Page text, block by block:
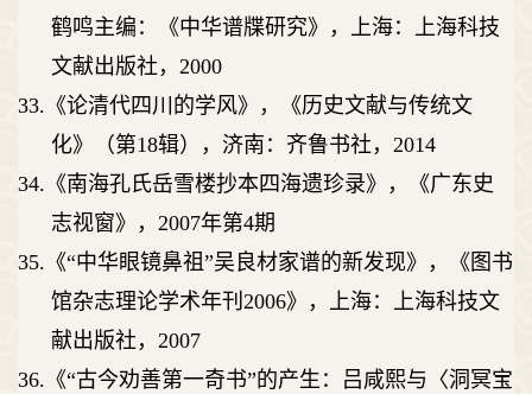
鹤鸣主编：《中华谱牒研究》，上海：上海科技
文献出版社， 2000
33. 《论清代四川的学风》，《历史文献与传统文
化》（第18辑），济南：齐鲁书社， 2014
34. 《南海孔氏岳雪楼抄本四海遗珍录》，《广东史
志视窗》， 2007年第4期
35. 《“中华眼镜鼻祖”吴良材家谱的新发现》，《图书
馆杂志理论学术年刊 2006》，上海：上海科技文
献出版社， 2007
36. 《“古今劝善第一奇书”的产生：吕咸熙与〈洞冥宝